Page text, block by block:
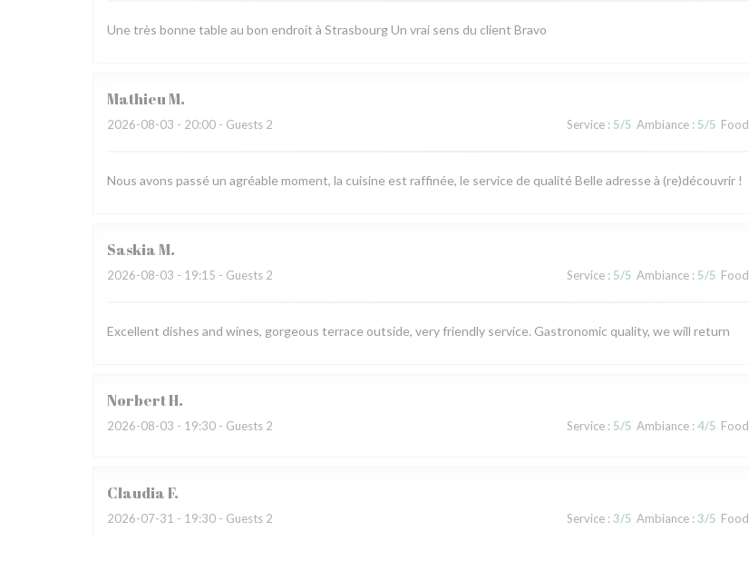
Une très bonne table au bon endroit à Strasbourg Un vrai sens du client Bravo
MathieuM
2026-08-03 - 20:00 - Guests 2 Service : 5/5 Ambiance : 5/5 Food
Nous avons passé un agréable moment, la cuisine est raffinée, le service de qualité Belle adresse à (re)découvrir !
SaskiaM
2026-08-03 - 19:15 - Guests 2 Service : 5/5 Ambiance : 5/5 Food
Excellent dishes and wines, gorgeous terrace outside, very friendly service. Gastronomic quality, we will return
NorbertH
2026-08-03 - 19:30 - Guests 2 Service : 5/5 Ambiance : 4/5 Food
ClaudiaF
2026-07-31 - 19:30 - Guests 2 Service : 3/5 Ambiance : 3/5 Food